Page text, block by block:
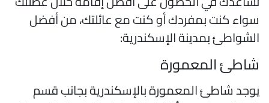
كنت بمفردك أو كنت مع عائلتك، من أفضل
بمدينة الإسكندرية:
المعمورة
شاطئ المعمورة بالإسكندرية بجانب قسم